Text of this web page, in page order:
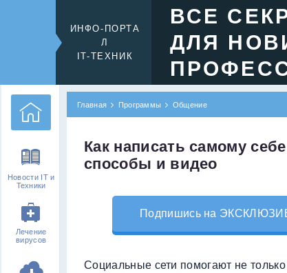
ИНФО-ПОРТА
Л
IT-ТЕХНИК
ВСЕ
ДЛЯ
Новости IT и
Техники
Лечение
вирусов
Главная Программы Общение
Как написать самому
способы и видео
Подпишись на
Социальные сети помогают не